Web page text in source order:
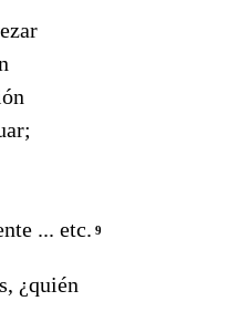
... etc. 9
¿quién